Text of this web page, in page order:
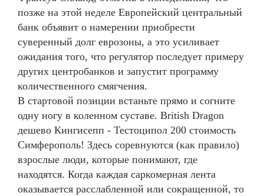
позже на этой неделе Европейский центральный
банк объявит о намерении приобрести
суверенный долг еврозоны, а это усиливает
ожидания того, что регулятор последует примеру
других центробанков и запустит программу
количественного смягчения.
В стартовой позиции встаньте прямо и согните
одну ногу в коленном суставе. British Dragon
дешево Кингисепп - Тестоципол 200 стоимость
Симферополь! Здесь соревнуются (как правило)
взрослые люди, которые понимают, где
находятся. Когда каждая саркомерная лента
оказывается расслабленной или сокращенной, то